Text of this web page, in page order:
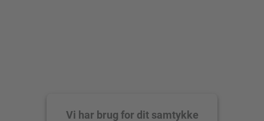
Vi har brug for dit samtykke